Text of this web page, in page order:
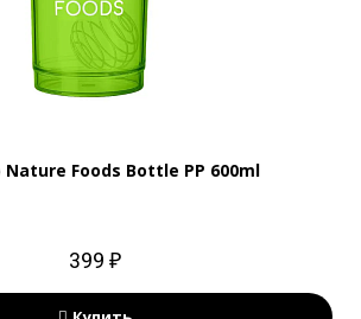
Foods Bottle PP 600ml
399 ₽